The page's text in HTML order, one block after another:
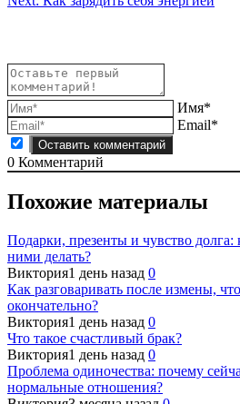
по
Имя*
Email*
0 Комментарий
Похожие материалы
Подарки, презенты и чувство долга:
ними делать?
Виктория1 день назад 0
Как разговаривать после измены,
окончательно?
Виктория1 день назад 0
Что такое счастливый брак?
Виктория1 день назад 0
Проблема одиночества: почему
нормальные отношения?